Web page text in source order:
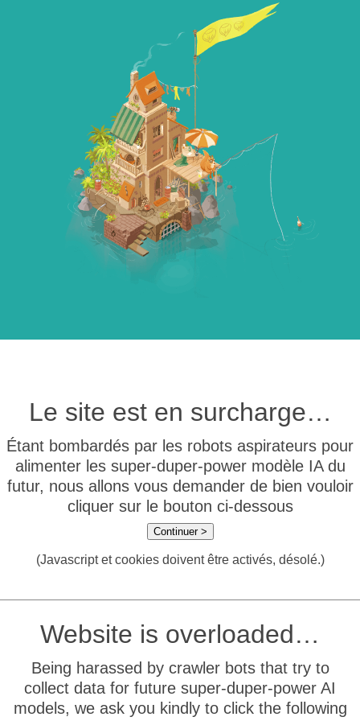
Le site est en surcharge…
Étant bombardés par les robots aspirateurs pour
alimenter les super-duper-power modèle IA du
futur, nous allons vous demander de bien vouloir
cliquer sur le bouton ci-dessous
Continuer >
(Javascript et cookies doivent être activés, désolé.)
Website is overloaded…
Being harassed by crawler bots that try to
collect data for future super-duper-power AI
models, we ask you kindly to click the following